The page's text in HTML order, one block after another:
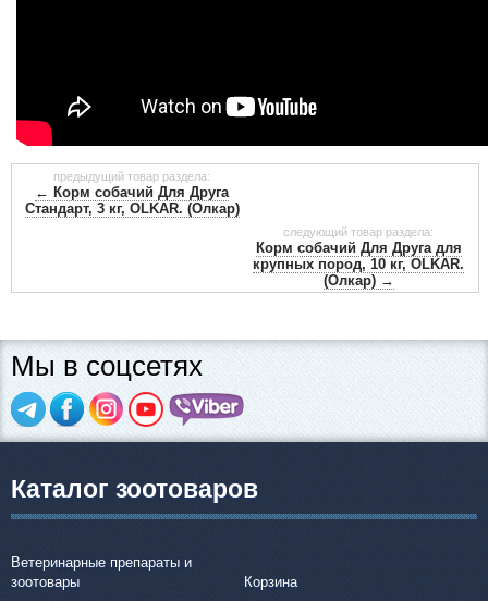
предыдущий товар раздела:
← Корм ​​собачий Для Друга
Стандарт, 3 кг, OLKAR. (Олкар)
следующий товар раздела:
Корм ​​собачий Для Друга для
крупных пород, 10 кг, OLKAR.
(Олкар) →
Мы в соцсетях
Каталог зоотоваров
Ветеринарные препараты и
зоотовары
Корзина